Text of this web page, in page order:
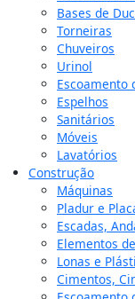
Bases de
Torneiras
Chuveiros
Urinol
Escoamento
Espelhos
Sanitários
Móveis
Lavatórios
Construção
Máquinas
Pladur e
Escadas,
Elementos
Lonas e
Cimentos,